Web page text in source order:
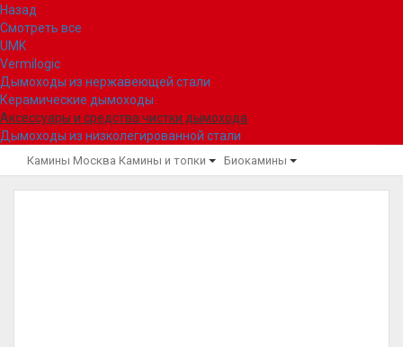
Назад
Смотреть все
UMK
Vermilogic
Дымоходы из нержавеющей стали
Керамические дымоходы
Аксессуары и средства чистки дымохода
Дымоходы из низколегированной стали
Камины Москва Камины и топки Биокамины